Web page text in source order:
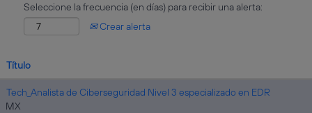
Seleccione la frecuencia (en días) para recibir una alerta:
Crear alerta
Título
Tech_Analista de Ciberseguridad Nivel 3 especializado en EDR
MX